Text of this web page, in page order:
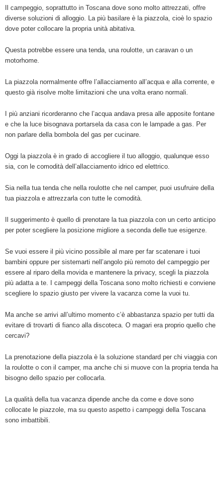
Il campeggio, soprattutto in Toscana dove sono molto attrezzati, offre
diverse soluzioni di alloggio. La più basilare è la piazzola, cioè lo spazio
dove poter collocare la propria unità abitativa.
Questa potrebbe essere una tenda, una roulotte, un caravan o un
motorhome.
La piazzola normalmente offre l’allacciamento all’acqua e alla corrente, e
questo già risolve molte limitazioni che una volta erano normali.
I più anziani ricorderanno che l’acqua andava presa alle apposite fontane
e che la luce bisognava portarsela da casa con le lampade a gas. Per
non parlare della bombola del gas per cucinare.
Oggi la piazzola è in grado di accogliere il tuo alloggio, qualunque esso
sia, con le comodità dell’allacciamento idrico ed elettrico.
Sia nella tua tenda che nella roulotte che nel camper, puoi usufruire della
tua piazzola e attrezzarla con tutte le comodità.
Il suggerimento è quello di prenotare la tua piazzola con un certo anticipo
per poter scegliere la posizione migliore a seconda delle tue esigenze.
Se vuoi essere il più vicino possibile al mare per far scatenare i tuoi
bambini oppure per sistemarti nell’angolo più remoto del campeggio per
essere al riparo della movida e mantenere la privacy, scegli la piazzola
più adatta a te. I campeggi della Toscana sono molto richiesti e conviene
scegliere lo spazio giusto per vivere la vacanza come la vuoi tu.
Ma anche se arrivi all’ultimo momento c’è abbastanza spazio per tutti da
evitare di trovarti di fianco alla discoteca. O magari era proprio quello che
cercavi?
La prenotazione della piazzola è la soluzione standard per chi viaggia con
la roulotte o con il camper, ma anche chi si muove con la propria tenda ha
bisogno dello spazio per collocarla.
La qualità della tua vacanza dipende anche da come e dove sono
collocate le piazzole, ma su questo aspetto i campeggi della Toscana
sono imbattibili.